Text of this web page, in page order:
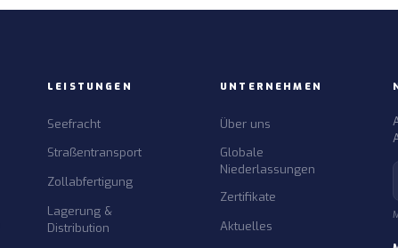
LEISTUNGEN
Seefracht
Straßentransport
Zollabfertigung
Lagerung &
Distribution
UNTERNEHMEN
Über uns
Globale
Niederlassungen
Zertifikate
Aktuelles